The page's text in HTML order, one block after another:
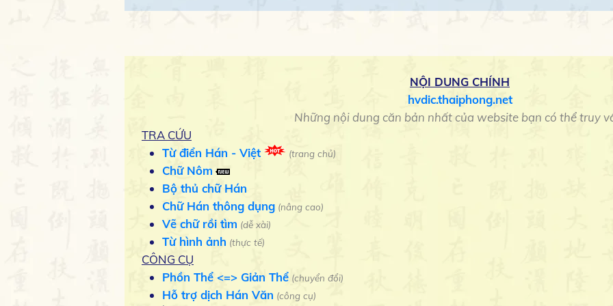
NỘI DUNG CHÍNH
hvdic.thaiphong.net
Những nội dung căn bản nhất của website bạn có thể truy
TRA CỨU
Từ điển Hán - Việt
(trang chủ)
Chữ Nôm
Bộ thủ chữ Hán
Chữ Hán thông dụng (nâng cao)
Vẽ chữ rồi tìm (dễ xài)
Từ hình ảnh (thực tế)
CÔNG CỤ
Phồn Thể <=> Giản Thể (chuyển đổi)
Hỗ trợ dịch Hán Văn (công cụ)